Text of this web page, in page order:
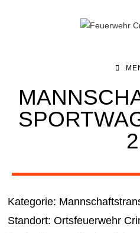
2
Kategorie:
Standort: Ortsfeuerwehr